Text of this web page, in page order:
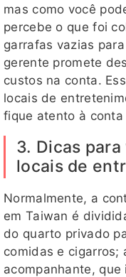
mas como você
percebe o que foi
garrafas vazias
gerente promete
custos na conta.
locais de
fique atento à
3. Dicas
locais de
Normalmente, a
em Taiwan é
do quarto privado
comidas e cigarros;
acompanhante,